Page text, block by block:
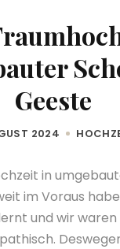
Geeste
2024
in
im Voraus
und wir waren